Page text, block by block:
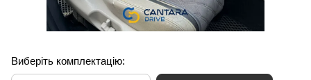
Виберіть комплектацію: